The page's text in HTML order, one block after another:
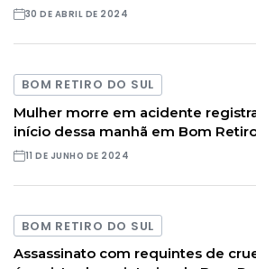
30 DE ABRIL DE 2024
BOM RETIRO DO SUL
Mulher morre em acidente
início dessa manhã em Bom
11 DE JUNHO DE 2024
BOM RETIRO DO SUL
Assassinato com requintes de